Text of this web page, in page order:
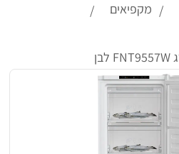
מקפיאים